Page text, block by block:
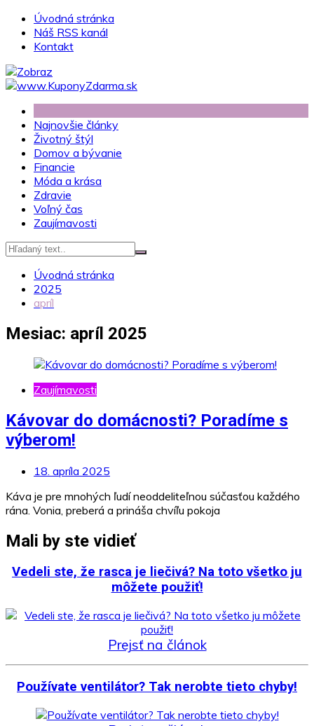
Skip
content
Úvodná stránka
Náš RSS kanál
Kontakt
Najnovšie články
Životný štýl
Domov a bývanie
Financie
Móda a krása
Zdravie
Voľný čas
Zaujímavosti
Úvodná stránka
2025
apríl
Mesiac: apríl 2025
Zaujímavosti
Kávovar do domácnosti? Poradíme s
výberom!
18. apríla 2025
Káva je pre mnohých ľudí neoddeliteľnou súčasťou každého
rána. Vonia, preberá a prináša chvíľu pokoja
Mali by ste vidieť
Vedeli ste, že rasca je liečivá? Na toto všetko ju
môžete použiť!
Prejsť na článok
Používate ventilátor? Tak nerobte tieto chyby!